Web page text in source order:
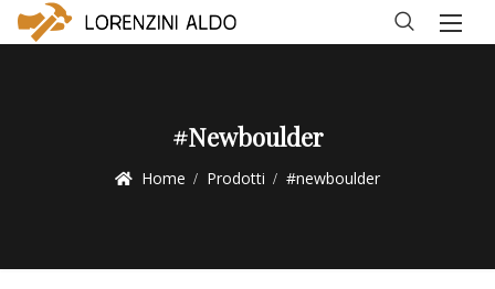
#newboulder
Home Prodotti #newboulder